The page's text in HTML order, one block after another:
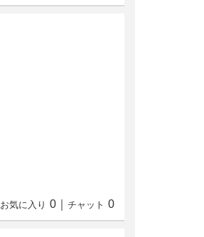
お気に入り 0 チャット 0